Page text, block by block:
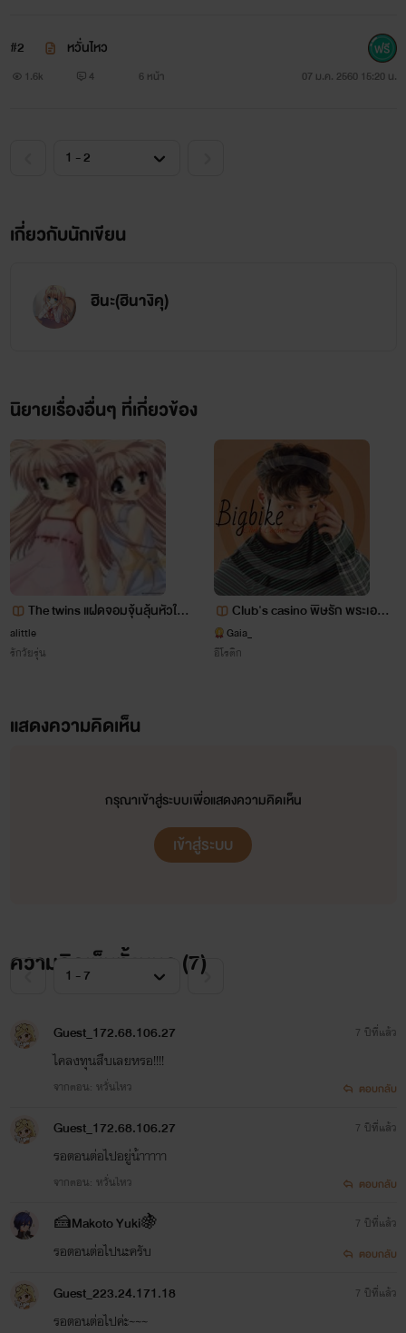
หรอ!!"ไอจิเผลอพูดเสียงดังทำเอาคนทั้งร้านหันมามองทั้งคู่
"ขอโทษทีครับ"ไอจิกับนาโอกิพูดขอโทษทุกคนก่อนที่ทุก
"นี้ๆไคที่ไอจิมาบอกเรื่องแสดงละครเนี่ยนายรู้เปล่าว่าแสดง
"จะไปรู้หรอ"
"อืมไอจิจะไปแสดงที่พวกเราเคยไปแข่งที่ระดับเขตน่ะ"
"อ้อ"
"เพราะงั้นนายห้ามพลาดเด็ดขาดน่ะ"
"ไม่พลาดอยู่แล้วน่า"[ก็ไอจิอุตสาห์แสดงทั้งทีนี้น่า]ไคคิดใน
ใจก็จะอมยิ้มออกมาเล็กน้อยทำเอาคามุยที่อยู่พึ่งสังเกตเห็นถึงกับ
อึ้ง
"คะ.....ไคยิ้ม!!!!!"คามุยพูดพลางชี้หน้าไปที่ไคทำเอาเจ้าตัวถึง
"มันมีปัญหาหรือไง"
ได้ก็แค่นั้น"คำที่คามุยดันไปสะกิดใจของไคเต็มๆ
[จริงสิไอจิทำให้เรายิ้มได้ตลอด.....เพราะหมอนั่นหรือ]ไคคิด
เงิบทันที
"สรุปไม่มีใครรู้ว่าคุณพี่ไอจิได้บทอะไรนอกจากรุ่นพี่นาโอกิ
"เซนโด....เอมิ...."ไคพูดถึงน้องสาวของไอจิขึ้นมาทำให้มิ
วะ,มิซากิและคามุยหันมามอง
"ถ้าเป็นเอมิจังอาจจะรู้ก็ได้น่ะ"
"นั่นสิครับถ้าเป็นคุณเอมิล่ะก็"
ณ บ้านของไอจิ
#2 หวั่นไหว
1.6k 4 6 หน้า 07 ม.ค. 2560 15:20 น.
เกี่ยวกับนักเขียน
ฮินะ(ฮินางิคุ)
นิยายเรื่องอื่นๆ ที่เกี่ยวข้อง
The twins แฝดจอมจุ้นลุ้นหัวใจใ
ห้รักกัน
alittle
รักวัยรุ่น
Club's casino พิษรัก พระเอกเล
ว ปากหมา หื่น โหด
Gaia_
อีโรติก
แสดงความคิดเห็น
กรุณาเข้าสู่ระบบเพื่อแสดงความคิดเห็น
เข้าสู่ระบบ
ความคิดเห็นทั้งหมด (7)
Guest_172.68.106.27
ไคลงทุนสืบเลยหรอ!!!!
จากตอน: หวั่นไหว
7 ปีที่แล้ว
ตอบกลับ
Guest_172.68.106.27
รอตอนต่อไปอยู่น้าาาาา
จากตอน: หวั่นไหว
7 ปีที่แล้ว
ตอบกลับ
🍰Makoto Yuki🍇
รอตอนต่อไปนะครับ
7 ปีที่แล้ว
ตอบกลับ
Guest_223.24.171.18
รอตอนต่อไปค่ะ~~~
7 ปีที่แล้ว